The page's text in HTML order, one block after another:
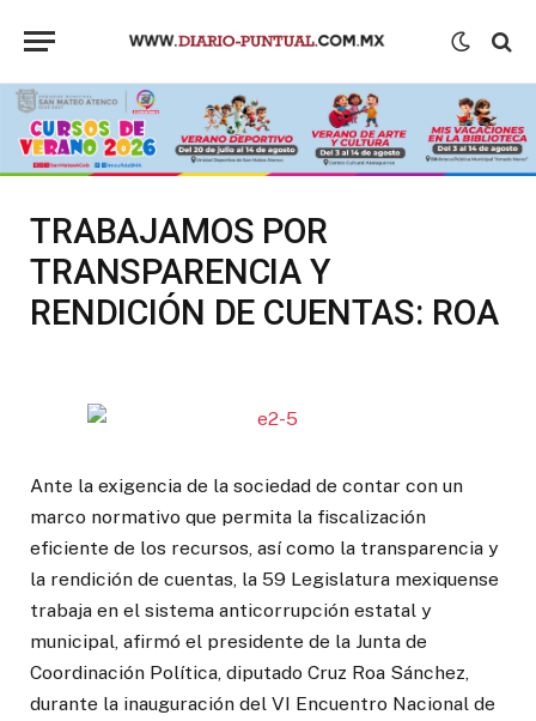
TRABAJAMOS POR
TRANSPARENCIA Y
RENDICIÓN DE CUENTAS: ROA
Ante la exigencia de la sociedad de contar con un
marco normativo que permita la fiscalización
eficiente de los recursos, así como la transparencia y
la rendición de cuentas, la 59 Legislatura mexiquense
trabaja en el sistema anticorrupción estatal y
municipal, afirmó el presidente de la Junta de
Coordinación Política, diputado Cruz Roa Sánchez,
durante la inauguración del VI Encuentro Nacional de